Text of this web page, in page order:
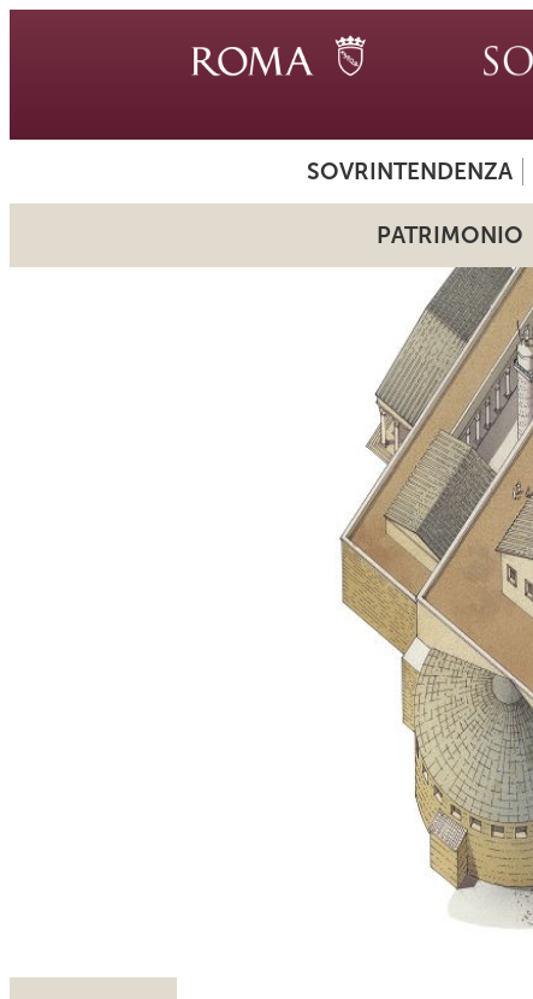
SOVRINTENDENZA
PATRIMONIO